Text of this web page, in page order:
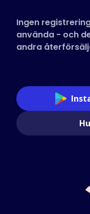
Ingen
använda - och
andra